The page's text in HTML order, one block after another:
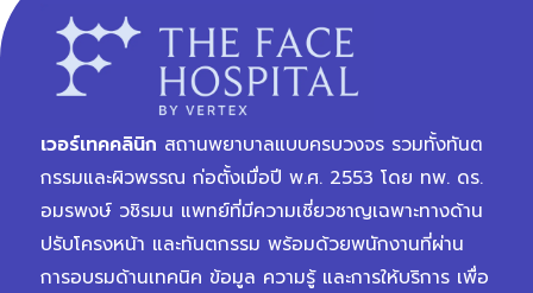
เวอร์เทคคลินิก สถานพยาบาลแบบครบวงจร รวมทั้งทันต
กรรมและผิวพรรณ ก่อตั้งเมื่อปี พ.ศ. 2553 โดย ทพ. ดร.
อมรพงษ์ วชิรมน แพทย์ที่มีความเชี่ยวชาญเฉพาะทางด้าน
ปรับโครงหน้า และทันตกรรม พร้อมด้วยพนักงานที่ผ่าน
การอบรมด้านเทคนิค ข้อมูล ความรู้ และการให้บริการ เพื่อ